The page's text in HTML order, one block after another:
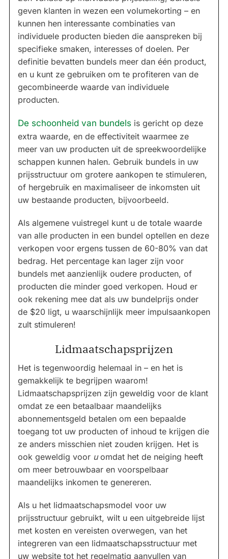
geven klanten in wezen een volumekorting – en
kunnen hen interessante combinaties van
individuele producten bieden die aanspreken bij
specifieke smaken, interesses of doelen. Per
definitie bevatten bundels meer dan één product,
en u kunt ze gebruiken om te profiteren van de
gecombineerde waarde van individuele
producten.
De schoonheid van bundels is gericht op deze
extra waarde, en de effectiviteit waarmee ze
meer van uw producten uit de spreekwoordelijke
schappen kunnen halen. Gebruik bundels in uw
prijsstructuur om grotere aankopen te stimuleren,
of hergebruik en maximaliseer de inkomsten uit
uw bestaande producten, bijvoorbeeld.
Als algemene vuistregel kunt u de totale waarde
van alle producten in een bundel optellen en deze
verkopen voor ergens tussen de 60-80% van dat
bedrag. Het percentage kan lager zijn voor
bundels met aanzienlijk oudere producten, of
producten die minder goed verkopen. Houd er
ook rekening mee dat als uw bundelprijs onder
de $20 ligt, u waarschijnlijk meer impulsaankopen
zult stimuleren!
Lidmaatschapsprijzen
Het is tegenwoordig helemaal in – en het is
gemakkelijk te begrijpen waarom!
Lidmaatschapsprijzen zijn geweldig voor de klant
omdat ze een betaalbaar maandelijks
abonnementsgeld betalen om een bepaalde
toegang tot uw producten of inhoud te krijgen die
ze anders misschien niet zouden krijgen. Het is
ook geweldig voor uomdat het de neiging heeft
om meer betrouwbaar en voorspelbaar
maandelijks inkomen te genereren.
Als u het lidmaatschapsmodel voor uw
prijsstructuur gebruikt, wilt u een uitgebreide lijst
met kosten en vereisten overwegen, van het
integreren van een lidmaatschapsstructuur met
uw website tot het regelmatig aanvullen van